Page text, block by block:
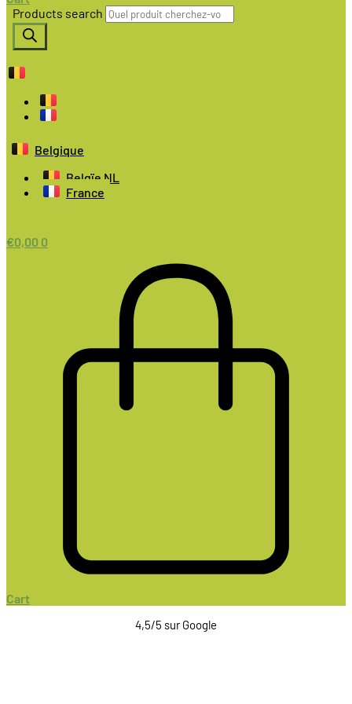
Products search
Belgique
Belgïe NL
France
€0,00 0
Cart
4,5/5 sur Google